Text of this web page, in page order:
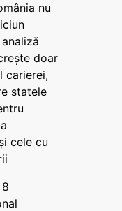
nu
doar
carierei,
statele
cele cu